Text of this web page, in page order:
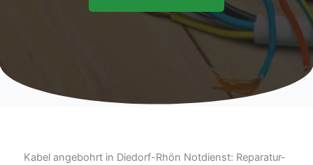
Kabel angebohrt in Diedorf-Rhön Notdienst: Reparatur-